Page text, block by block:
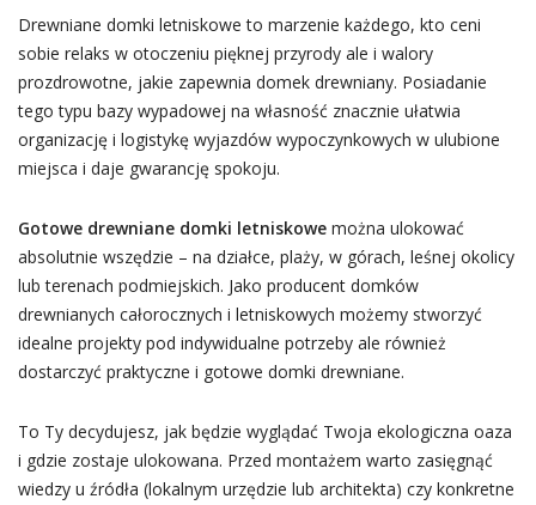
Drewniane domki letniskowe to marzenie każdego, kto ceni
sobie relaks w otoczeniu pięknej przyrody ale i walory
prozdrowotne, jakie zapewnia domek drewniany. Posiadanie
tego typu bazy wypadowej na własność znacznie ułatwia
organizację i logistykę wyjazdów wypoczynkowych w ulubione
miejsca i daje gwarancję spokoju.
Gotowe drewniane domki letniskowemożna ulokować
absolutnie wszędzie – na działce, plaży, w górach, leśnej okolicy
lub terenach podmiejskich. Jako producent domków
drewnianych całorocznych i letniskowych możemy stworzyć
idealne projekty pod indywidualne potrzeby ale również
dostarczyć praktyczne i gotowe domki drewniane.
To Ty decydujesz, jak będzie wyglądać Twoja ekologiczna oaza
i gdzie zostaje ulokowana. Przed montażem warto zasięgnąć
wiedzy u źródła (lokalnym urzędzie lub architekta) czy konkretne